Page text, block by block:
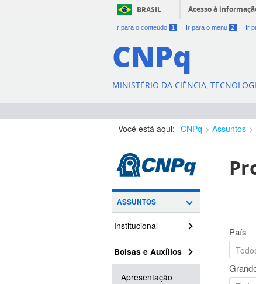
BRASIL Acesso à
Ir para o conteúdo 1 Ir para o menu 2 Ir
CNPq
MINISTÉRIO DA CIÊNCIA,
Você está aqui: CNPq Assuntos
ASSUNTOS
Institucional
Bolsas e Auxílios
Apresentação
País